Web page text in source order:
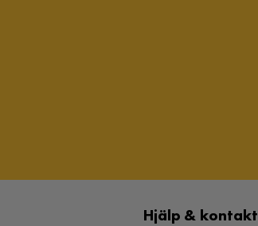
Hjälp & kontakt